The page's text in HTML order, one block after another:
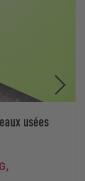
usées